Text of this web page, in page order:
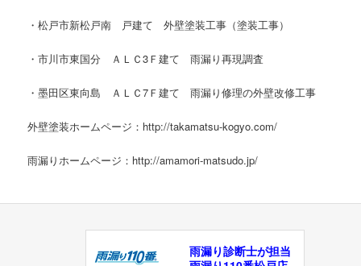
・松戸市新松戸南 戸建て 外壁塗装工事（塗装工事）
・市川市東国分 ＡＬＣ3Ｆ建て 雨漏り再現調査
・墨田区東向島 ＡＬＣ7Ｆ建て 雨漏り修理の外壁改修工事
外壁塗装ホームページ：http://takamatsu-kogyo.com/
雨漏りホームページ：http://amamori-matsudo.jp/
雨漏り診断士が担当